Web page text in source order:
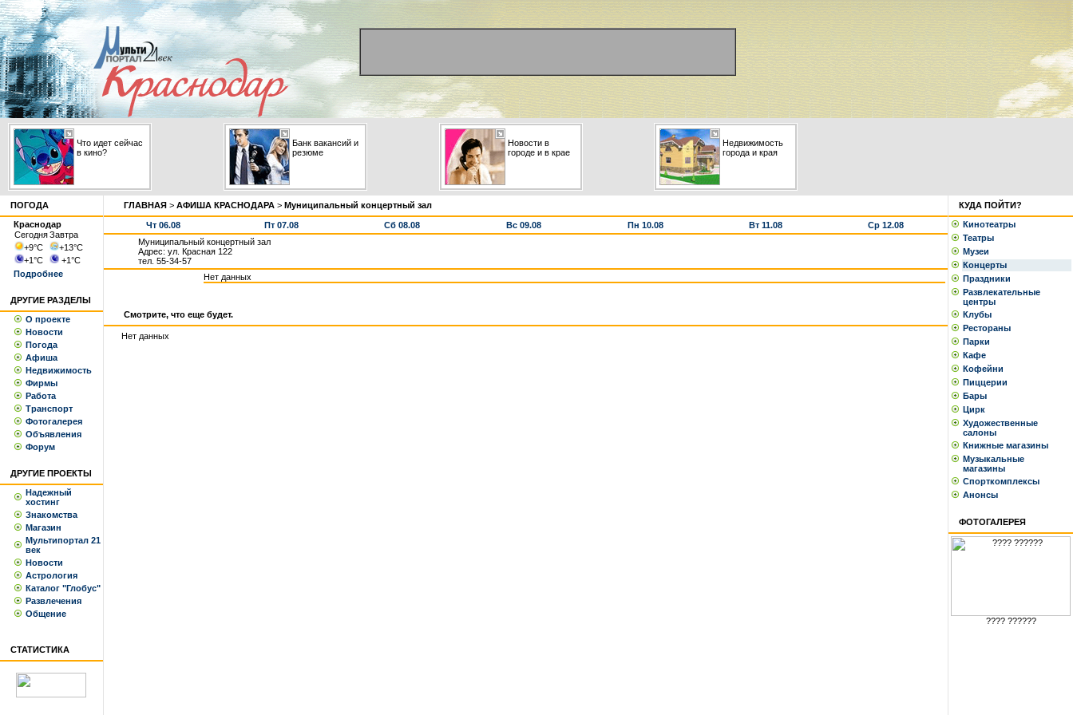
Что идет сейчас
в кино?
Банк вакансий и
резюме
Новости в
городе и в крае
Недвижимость
города и края
ПОГОДА
Краснодар
СегодняЗавтра
+9°С +13°С
+1°С +1°С
Подробнее
ДРУГИЕ РАЗДЕЛЫ
О проекте
Новости
Погода
Афиша
Недвижимость
Фирмы
Работа
Транспорт
Фотогалерея
Объявления
Форум
ДРУГИЕ ПРОЕКТЫ
Надежный
хостинг
Знакомства
Магазин
Мультипортал 21
век
Новости
Астрология
Каталог "Глобус"
Развлечения
Общение
СТАТИСТИКА
ГЛАВНАЯ > АФИША КРАСНОДАРА > Муниципальный концертный зал
Чт 06.08 Пт 07.08 Сб 08.08 Вс 09.08 Пн 10.08 Вт 11.08
Ср 12.08
Муниципальный концертный зал
Адрес: ул. Красная 122
тел. 55-34-57
Нет данных
Смотрите, что еще будет.
Нет данных
КУДА ПОЙТИ?
Кинотеатры
Театры
Музеи
Концерты
Праздники
Развлекательные
центры
Клубы
Рестораны
Парки
Кафе
Кофейни
Пиццерии
Бары
Цирк
Художественные
салоны
Книжные магазины
Музыкальные
магазины
Спорткомплексы
Анонсы
ФОТОГАЛЕРЕЯ
???? ??????